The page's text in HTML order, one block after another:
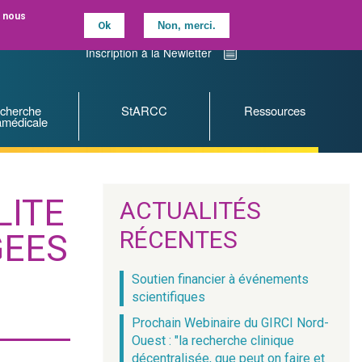
Ok Non, merci.
Contactez-nous
Nous suivre sur LinkedIN
Inscription à la Newletter
StARCC Ressources
ACTUALITÉS
RÉCENTES
Soutien financier à événements
scientifiques
Prochain Webinaire du GIRCI Nord-
Ouest : "la recherche clinique
décentralisée, que peut on faire et